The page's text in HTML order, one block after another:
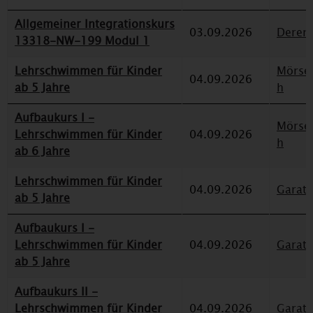
Allgemeiner Integrationskurs
13318-NW-199 Modul 1
03.09.2026
Lehrschwimmen für Kinder
ab 5 Jahre
04.09.2026
h
Aufbaukurs I -
Lehrschwimmen für Kinder
ab 6 Jahre
04.09.2026
h
Lehrschwimmen für Kinder
ab 5 Jahre
04.09.2026 Garath
Aufbaukurs I -
Lehrschwimmen für Kinder
ab 5 Jahre
04.09.2026 Garath
Aufbaukurs II -
Lehrschwimmen für Kinder
04.09.2026 Garath